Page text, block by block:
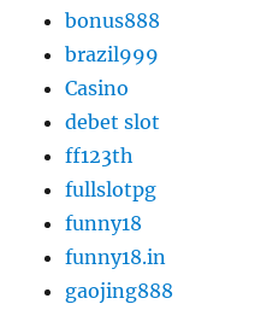
bonus888
brazil999
Casino
debet slot
ff123th
fullslotpg
funny18
funny18.in
gaojing888